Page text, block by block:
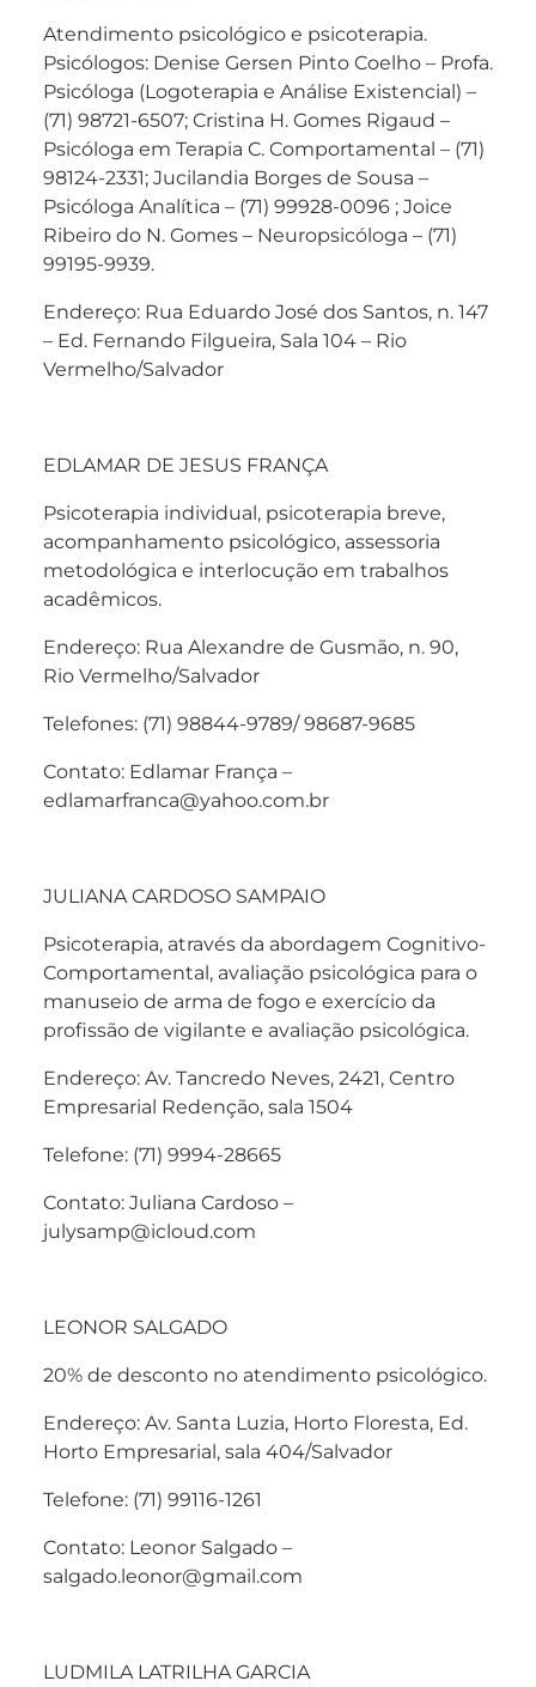
Atendimento psicológico e psicoterapia.
Psicólogos: Denise Gersen Pinto Coelho – Profa.
Psicóloga (Logoterapia e Análise Existencial) –
(71) 98721-6507; Cristina H. Gomes Rigaud –
Psicóloga em Terapia C. Comportamental – (71)
98124-2331; Jucilandia Borges de Sousa –
Psicóloga Analítica – (71) 99928-0096 ; Joice
Ribeiro do N. Gomes – Neuropsicóloga – (71)
99195-9939.
Endereço: Rua Eduardo José dos Santos, n. 147
– Ed. Fernando Filgueira, Sala 104 – Rio
Vermelho/Salvador
EDLAMAR DE JESUS FRANÇA
Psicoterapia individual, psicoterapia breve,
acompanhamento psicológico, assessoria
metodológica e interlocução em trabalhos
acadêmicos.
Endereço: Rua Alexandre de Gusmão, n. 90,
Rio Vermelho/Salvador
Telefones: (71) 98844-9789/ 98687-9685
Contato: Edlamar França –
edlamarfranca@yahoo.com.br
JULIANA CARDOSO SAMPAIO
Psicoterapia, através da abordagem Cognitivo-
Comportamental, avaliação psicológica para o
manuseio de arma de fogo e exercício da
profissão de vigilante e avaliação psicológica.
Endereço: Av. Tancredo Neves, 2421, Centro
Empresarial Redenção, sala 1504
Telefone: (71) 9994-28665
Contato: Juliana Cardoso –
julysamp@icloud.com
LEONOR SALGADO
20% de desconto no atendimento psicológico.
Endereço: Av. Santa Luzia, Horto Floresta, Ed.
Horto Empresarial, sala 404/Salvador
Telefone: (71) 99116-1261
Contato: Leonor Salgado –
salgado.leonor@gmail.com
LUDMILA LATRILHA GARCIA